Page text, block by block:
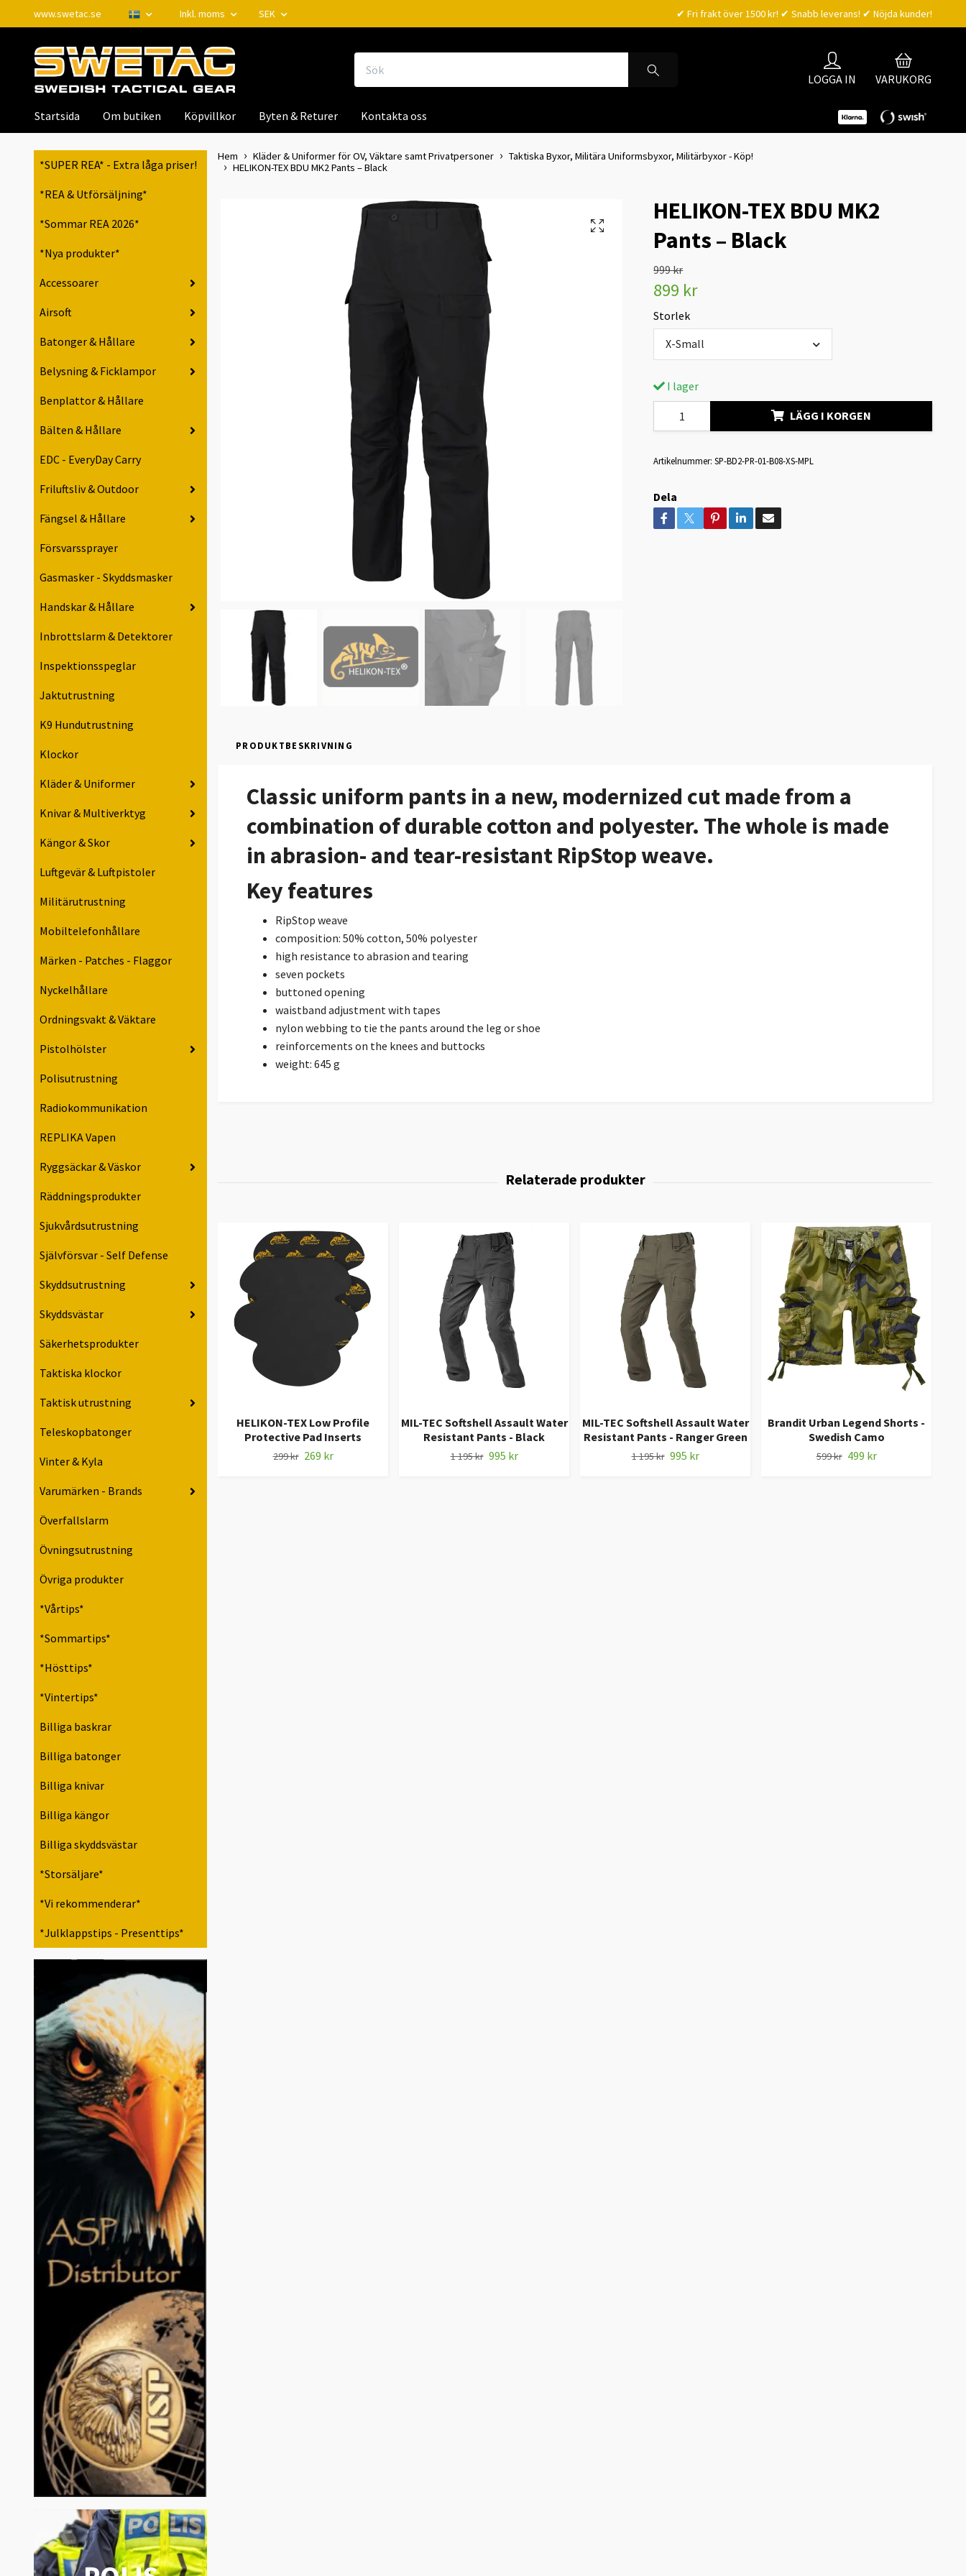
www.swetac.se Inkl. moms SEK ✔ Fri frakt över 1500 kr! ✔ Snabb leverans! ✔ Nöjda kunder!
LOGGA IN VARUKORG
Startsida Om butiken Köpvillkor Byten & Returer Kontakta oss
*SUPER REA* - Extra låga priser!
*REA & Utförsäljning*
*Sommar REA 2026*
*Nya produkter*
Accessoarer
Airsoft
Batonger & Hållare
Belysning & Ficklampor
Benplattor & Hållare
Bälten & Hållare
EDC - EveryDay Carry
Friluftsliv & Outdoor
Fängsel & Hållare
Försvarssprayer
Gasmasker - Skyddsmasker
Handskar & Hållare
Inbrottslarm & Detektorer
Inspektionsspeglar
Jaktutrustning
K9 Hundutrustning
Klockor
Kläder & Uniformer
Knivar & Multiverktyg
Kängor & Skor
Luftgevär & Luftpistoler
Militärutrustning
Mobiltelefonhållare
Märken - Patches - Flaggor
Nyckelhållare
Ordningsvakt & Väktare
Pistolhölster
Polisutrustning
Radiokommunikation
REPLIKA Vapen
Ryggsäckar & Väskor
Räddningsprodukter
Sjukvårdsutrustning
Självförsvar - Self Defense
Skyddsutrustning
Skyddsvästar
Säkerhetsprodukter
Taktiska klockor
Taktisk utrustning
Teleskopbatonger
Vinter & Kyla
Varumärken - Brands
Överfallslarm
Övningsutrustning
Övriga produkter
*Vårtips*
*Sommartips*
*Hösttips*
*Vintertips*
Billiga baskrar
Billiga batonger
Billiga knivar
Billiga kängor
Billiga skyddsvästar
*Storsäljare*
*Vi rekommenderar*
*Julklappstips - Presenttips*
Hem Kläder & Uniformer för OV, Väktare samt Privatpersoner
Taktiska Byxor, Militära Uniformsbyxor, Militärbyxor - Köp!
HELIKON-TEX BDU MK2 Pants – Black
HELIKON-TEX BDU MK2
Pants – Black
999 kr
899 kr
Storlek
X-Small
I lager
LÄGG I KORGEN
Artikelnummer: SP-BD2-PR-01-B08-XS-MPL
Dela
PRODUKTBESKRIVNING
Classic uniform pants in a new, modernized cut made from a
combination of durable cotton and polyester. The whole is made
in abrasion- and tear-resistant RipStop weave.
Key features
RipStop weave
composition: 50% cotton, 50% polyester
high resistance to abrasion and tearing
seven pockets
buttoned opening
waistband adjustment with tapes
nylon webbing to tie the pants around the leg or shoe
reinforcements on the knees and buttocks
weight: 645 g
HELIKON-TEX Low Profile
Protective Pad Inserts
299 kr 269 kr
MIL-TEC Softshell Assault Water
Resistant Pants - Black
1 195 kr 995 kr
MIL-TEC Softshell Assault Water
Resistant Pants - Ranger Green
1 195 kr 995 kr
Brandit Urban Legend Shorts -
Swedish Camo
599 kr 499 kr